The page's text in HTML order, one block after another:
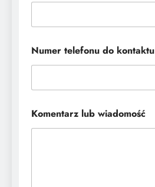
i
a
o
o
ś
ć
Numer telefonu do kontaktu
Komentarz lub wiadomość